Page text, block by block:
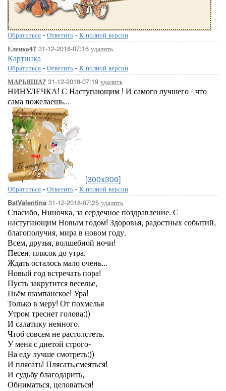
Обратиться - Ответить - К полной версии
Еленка47 31-12-2018-07:16 удалить
Картинка
Обратиться - Ответить - К полной версии
МАРЬЯША7 31-12-2018-07:19 удалить
НИНУЛЕЧКА! С Наступающим ! И самого лучшего - что
сама пожелаешь...
[300x300]
Обратиться - Ответить - К полной версии
BatValentina 31-12-2018-07:25 удалить
Спасибо, Ниночка, за сердечное поздравление. С
наступающим Новым годом! Здоровья, радостных событий,
благополучия, мира в новом году.
Всем, друзья, волшебной ночи!
Песен, плясок до утра.
Ждать осталось мало очень...
Новый год встречать пора!
Пусть закрутится веселье,
Пьём шампанское! Ура!
Только в меру! От похмелья
Утром треснет голова:))
И салатику немного.
Чтоб совсем не растолстеть.
У меня с диетой строго-
На еду лучше смотреть:))
И плясать! Плясать,смеяться!
И судьбу благодарить,
Обниматься, целоваться!